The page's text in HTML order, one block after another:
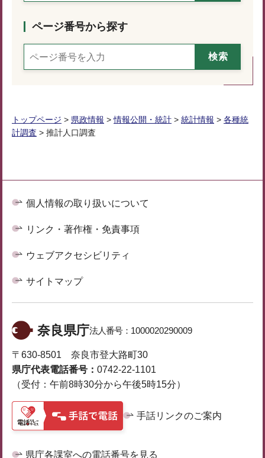
ページ番号から探す
トップページ > 県政情報 >情報公開・統計 > 統計情報 > 各種統
計調査 > 推計人口調査
個人情報の取り扱いについて
リンク・著作権・免責事項
ウェブアクセシビリティ
サイトマップ
奈良県庁法人番号： 1000020290009
〒630-8501 奈良市登大路町30
県庁代表電話番号： 0742-22-1101
（受付：午前8時30分から午後5時15分）
手話リンクのご案内
県庁各課室への電話番号を見る